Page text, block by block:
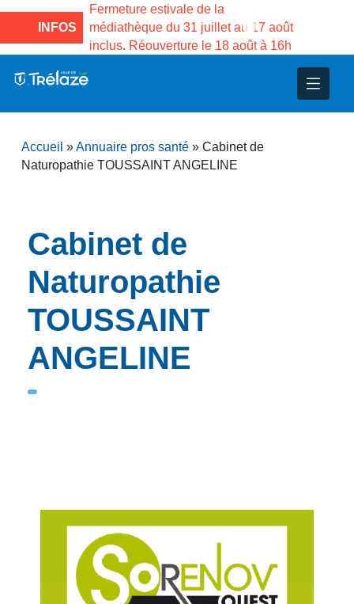
INFOS
la Maison des
de Gama du
Fermeture estivale de la
médiathèque du 31 juillet au 17 août
inclus. Réouverture le 18 août à 16h
et d’animations
Projets
– Jumelage
Accueil »Annuaire pros santé » Cabinet de
Naturopathie TOUSSAINT ANGELINE
Cabinet de
Naturopathie
TOUSSAINT
ANGELINE